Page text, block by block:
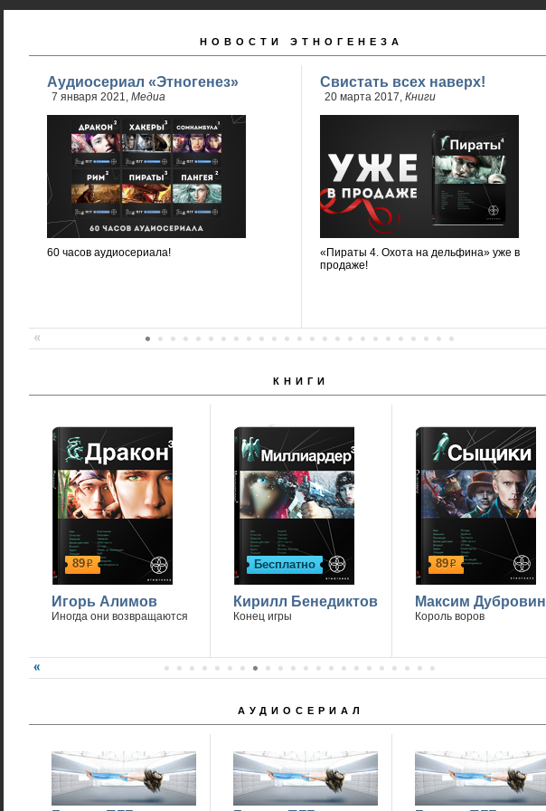
НОВОСТИ ЭТНОГЕНЕЗА
Аудиосериал «Этногенез»
7 января 2021, Медиа
60 часов аудиосериала!
Свистать всех наверх!
20 марта 2017, Книги
«Пираты 4. Охота на дельфина» уже в
продаже!
КНИГИ
89р
Игорь Алимов
Иногда они возвращаются
Бесплатно
Кирилл Бенедиктов
Конец игры
89р
Максим Дубровин
Король воров
АУДИОСЕРИАЛ